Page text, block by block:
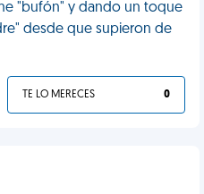
"bufón" y dando un toque
desde que supieron de
TE LO MERECES 0